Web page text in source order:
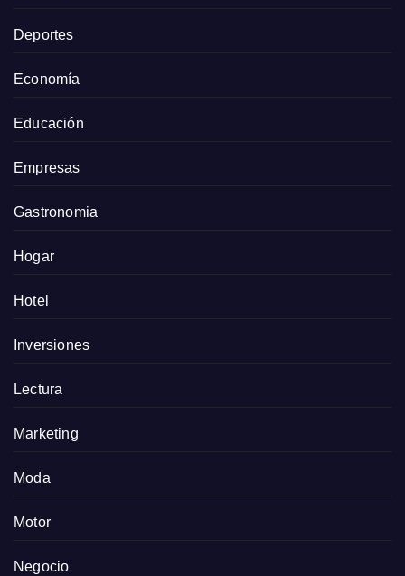
Deportes
Economía
Educación
Empresas
Gastronomia
Hogar
Hotel
Inversiones
Lectura
Marketing
Moda
Motor
Negocio